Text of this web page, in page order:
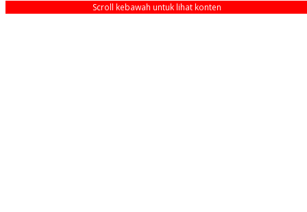
Scroll kebawah untuk lihat konten